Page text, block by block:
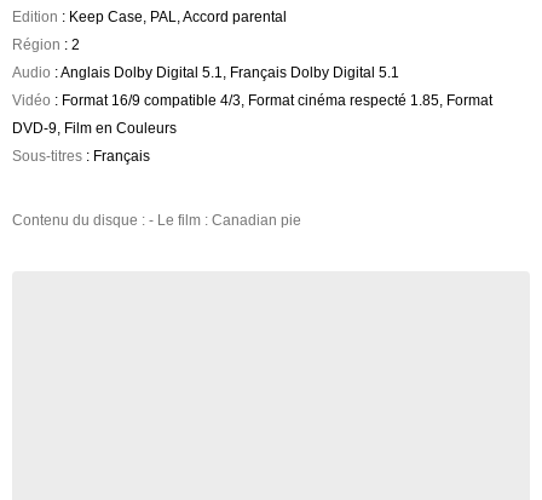
Edition : Keep Case, PAL, Accord parental
Région : 2
Audio : Anglais Dolby Digital 5.1, Français Dolby Digital 5.1
Vidéo : Format 16/9 compatible 4/3, Format cinéma respecté 1.85, Format
DVD-9, Film en Couleurs
Sous-titres : Français
Contenu du disque : - Le film : Canadian pie